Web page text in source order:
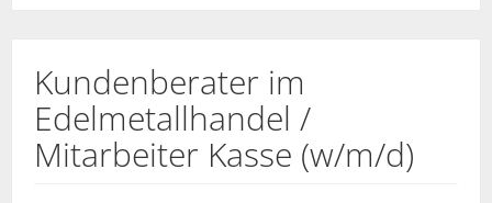
Kundenberater im
Edelmetallhandel /
Mitarbeiter Kasse (w/m/d)